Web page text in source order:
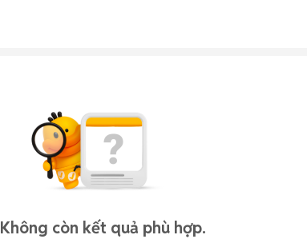
Không còn kết quả phù hợp.